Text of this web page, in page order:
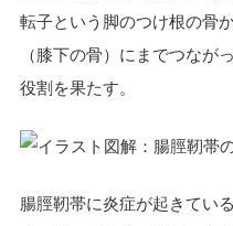
転子という脚のつけ根の骨
（膝下の骨）にまでつなが
役割を果たす。
腸脛靭帯に炎症が起きてい